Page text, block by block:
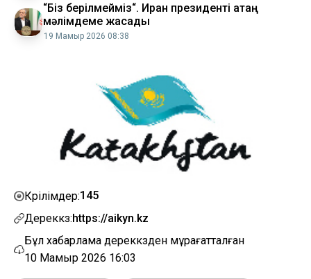
“Біз берілмейміз“. Иран президенті қатаң
мәлімдеме жасады
19 Мамыр 2026 08:38
Көрілімдер:145
Дереккөз:https://aikyn.kz
Бұл хабарлама дереккөзден мұрағатталған
10 Мамыр 2026 16:03